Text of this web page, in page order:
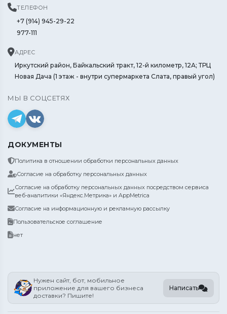
ТЕЛЕФОН
+7 (914) 945-29-22
977-111
АДРЕС
Иркутский район, Байкальский тракт, 12-й километр, 12А; ТРЦ
Новая Дача (1 этаж - внутри супермаркета Слата, правый угол)
МЫ В СОЦСЕТЯХ
ДОКУМЕНТЫ
Политика в отношении обработки персональных данных
Согласие на обработку персональных данных
Согласие на обработку персональных данных посредством сервиса
веб-аналитики «Яндекс.Метрика» и AppMetrica
Согласие на информационную и рекламную рассылку
Пользовательское соглашение
нет
Нужен сайт, бот, мобильное
приложение для вашего бизнеса
доставки? Пишите!
Написать